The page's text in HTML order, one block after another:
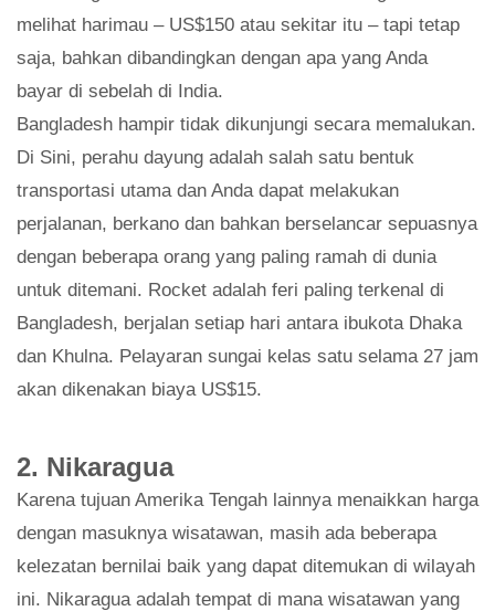
melihat harimau – US$150 atau sekitar itu – tapi tetap
saja, bahkan dibandingkan dengan apa yang Anda
bayar di sebelah di India.
Bangladesh hampir tidak dikunjungi secara memalukan.
Di Sini, perahu dayung adalah salah satu bentuk
transportasi utama dan Anda dapat melakukan
perjalanan, berkano dan bahkan berselancar sepuasnya
dengan beberapa orang yang paling ramah di dunia
untuk ditemani. Rocket adalah feri paling terkenal di
Bangladesh, berjalan setiap hari antara ibukota Dhaka
dan Khulna. Pelayaran sungai kelas satu selama 27 jam
akan dikenakan biaya US$15.
2. Nikaragua
Karena tujuan Amerika Tengah lainnya menaikkan harga
dengan masuknya wisatawan, masih ada beberapa
kelezatan bernilai baik yang dapat ditemukan di wilayah
ini. Nikaragua adalah tempat di mana wisatawan yang